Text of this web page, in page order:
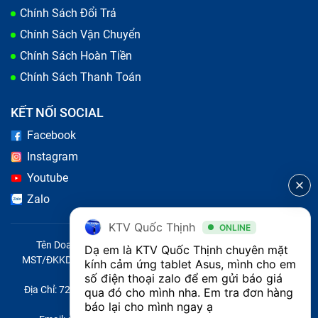
Những lưu ý khi thay mặt kính cảm ứng cho Tablet Asus
Transformer Book T100TA
Thực tế khi bạn thay mặt kính hay màn hình Asus thì
Chính Sách Đổi Trả
Chính Sách Vận Chuyển
Chính Sách Hoàn Tiền
Chính Sách Thanh Toán
KẾT NỐI SOCIAL
Facebook
Instagram
Youtube
Zalo
Tên Doanh Nghiệp: CÔNG TY TNHH CITY ONE VIỆT NAM
MST/ĐKKD/QĐTL: 0316569346 do sở KHĐT TP.HCM cấp ngày
14/04/2023
Địa Chỉ: 721 Trường Chinh, Phường Tây Thạnh, Quận Tân Phú,
Thành phố Hồ Chí Minh, Việt Nam
KTV Quốc Thịnh ONLINE
Dạ em là KTV Quốc Thịnh chuyên mặt
kính cảm ứng tablet Asus, mình cho em
số điện thoại zalo để em gửi báo giá
qua đó cho mình nha. Em tra đơn hàng
báo lại cho mình ngay ạ